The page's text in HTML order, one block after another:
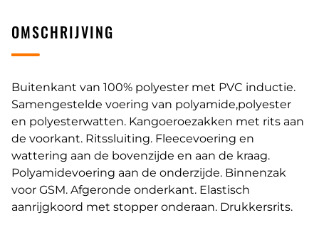
OMSCHRIJVING
Buitenkant van 100% polyester met PVC inductie.
Samengestelde voering van polyamide,polyester
en polyesterwatten. Kangoeroezakken met rits aan
de voorkant. Ritssluiting. Fleecevoering en
wattering aan de bovenzijde en aan de kraag.
Polyamidevoering aan de onderzijde. Binnenzak
voor GSM. Afgeronde onderkant. Elastisch
aanrijgkoord met stopper onderaan. Drukkersrits.